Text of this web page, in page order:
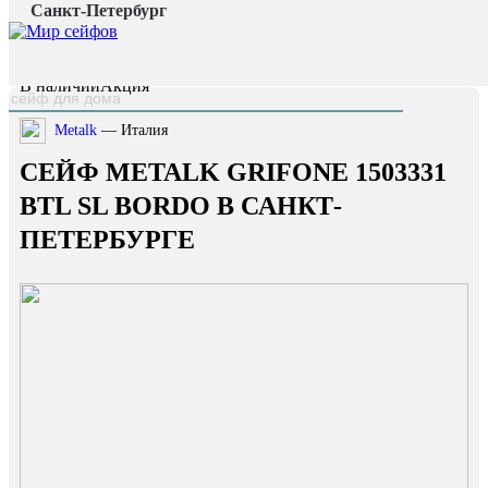
Санкт-Петербург
Главная страница /
Каталог /
В наличииАкция
Metalk — Италия
СЕЙФ METALK GRIFONE 1503331
BTL SL BORDO В САНКТ-
ПЕТЕРБУРГЕ